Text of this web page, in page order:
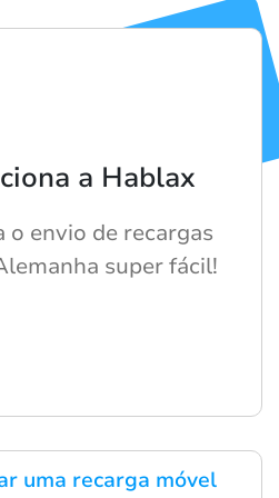
uma recarga móvel
a Hablax
envio de recargas
super fácil!